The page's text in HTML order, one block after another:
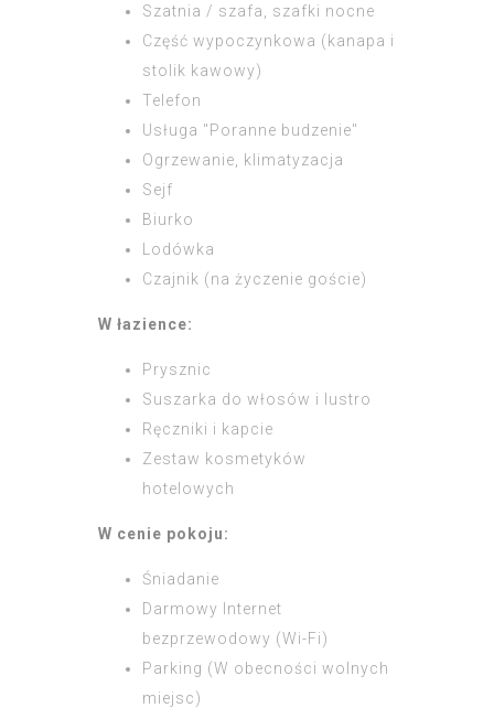
Szatnia / szafa, szafki nocne
Część wypoczynkowa (kanapa i
stolik kawowy)
Telefon
Usługa "Poranne budzenie"
Ogrzewanie, klimatyzacja
Sejf
Biurko
Lodówka
Сzajnik (na życzenie goście)
W łazience:
Prysznic
Suszarka do włosów i lustro
Ręczniki i kapcie
Zestaw kosmetyków
hotelowych
W cenie pokoju:
Śniadanie
Darmowy Internet
bezprzewodowy (Wi-Fi)
Parking (W obecności wolnych
miejsc)